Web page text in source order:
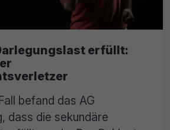
erfüllt:
befand das AG
dass die sekundäre